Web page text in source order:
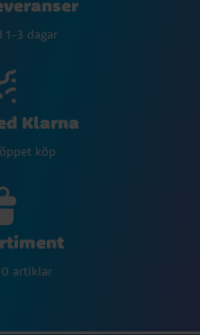
1-3 dagar
Klarna
köp
artiklar